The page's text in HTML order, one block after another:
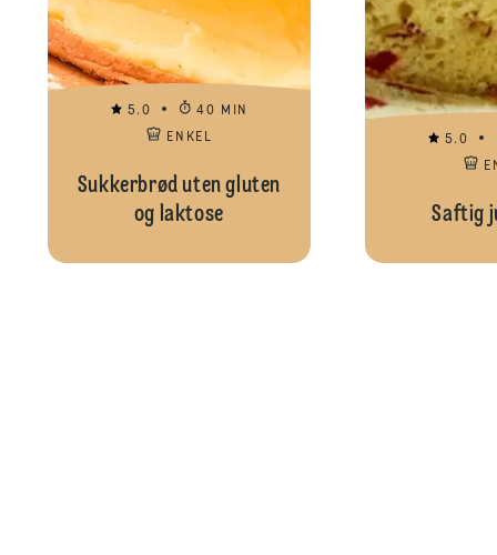
5.0
40 MIN
ENKEL
Sukkerbrød uten gluten
og laktose
5.0
Saftig